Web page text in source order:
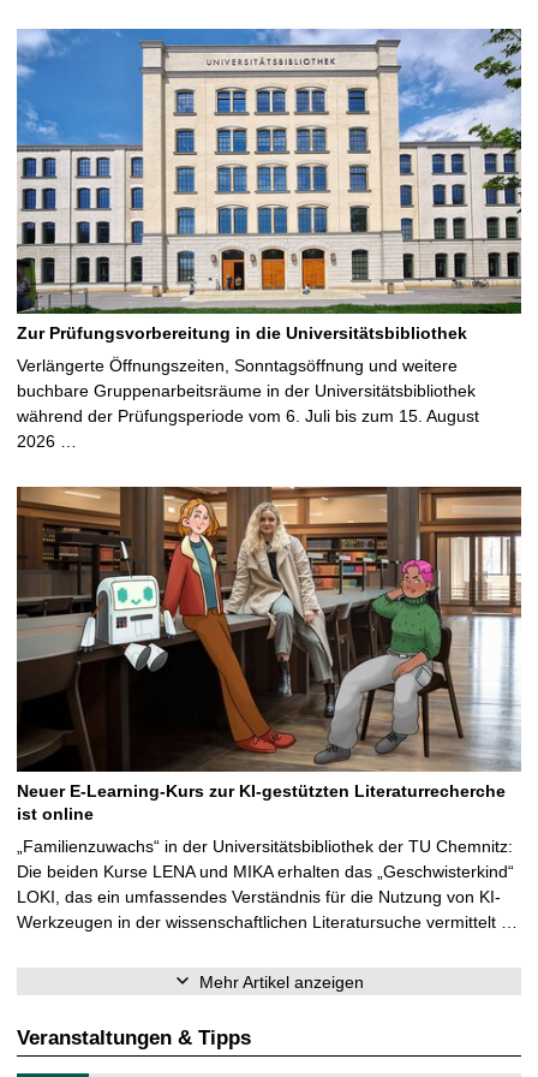
Zur Prüfungsvorbereitung in die Universitätsbibliothek
Verlängerte Öffnungszeiten, Sonntagsöffnung und weitere
buchbare Gruppenarbeitsräume in der Universitätsbibliothek
während der Prüfungsperiode vom 6. Juli bis zum 15. August
2026 …
Neuer E-Learning-Kurs zur KI-gestützten Literaturrecherche
ist online
„Familienzuwachs“ in der Universitätsbibliothek der TU Chemnitz:
Die beiden Kurse LENA und MIKA erhalten das „Geschwisterkind“
LOKI, das ein umfassendes Verständnis für die Nutzung von KI-
Werkzeugen in der wissenschaftlichen Literatursuche vermittelt …
Mehr Artikel anzeigen
Veranstaltungen & Tipps